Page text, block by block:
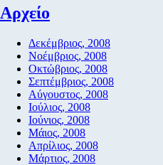
Αρχείο
Δεκέμβριος, 2008
Νοέμβριος, 2008
Οκτώβριος, 2008
Σεπτέμβριος, 2008
Αύγουστος, 2008
Ιούλιος, 2008
Ιούνιος, 2008
Μάιος, 2008
Απρίλιος, 2008
Μάρτιος, 2008